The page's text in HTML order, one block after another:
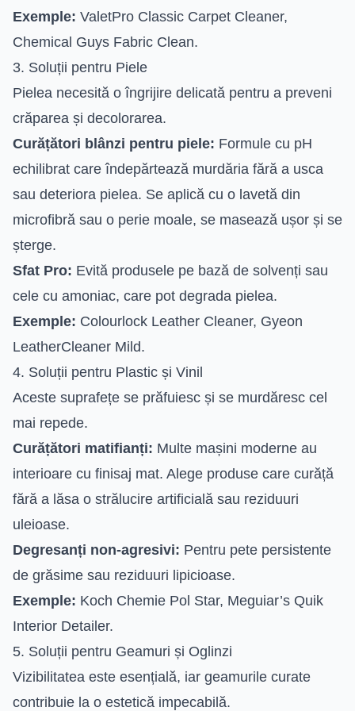
Exemple: ValetPro Classic Carpet Cleaner,
Chemical Guys Fabric Clean.
3. Soluții pentru Piele
Pielea necesită o îngrijire delicată pentru a preveni
crăparea și decolorarea.
Curățători blânzi pentru piele: Formule cu pH
echilibrat care îndepărtează murdăria fără a usca
sau deteriora pielea. Se aplică cu o lavetă din
microfibră sau o perie moale, se masează ușor și se
șterge.
Sfat Pro: Evită produsele pe bază de solvenți sau
cele cu amoniac, care pot degrada pielea.
Exemple: Colourlock Leather Cleaner, Gyeon
LeatherCleaner Mild.
4. Soluții pentru Plastic și Vinil
Aceste suprafețe se prăfuiesc și se murdăresc cel
mai repede.
Curățători matifianți: Multe mașini moderne au
interioare cu finisaj mat. Alege produse care curăță
fără a lăsa o strălucire artificială sau reziduuri
uleioase.
Degresanți non-agresivi: Pentru pete persistente
de grăsime sau reziduuri lipicioase.
Exemple: Koch Chemie Pol Star, Meguiar’s Quik
Interior Detailer.
5. Soluții pentru Geamuri și Oglinzi
Vizibilitatea este esențială, iar geamurile curate
contribuie la o estetică impecabilă.